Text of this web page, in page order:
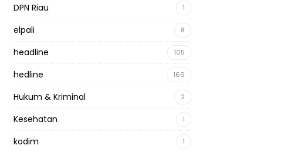
DPN Riau 1
elpali 8
headline 105
hedline 166
Hukum & Kriminal 2
Kesehatan 1
kodim 1